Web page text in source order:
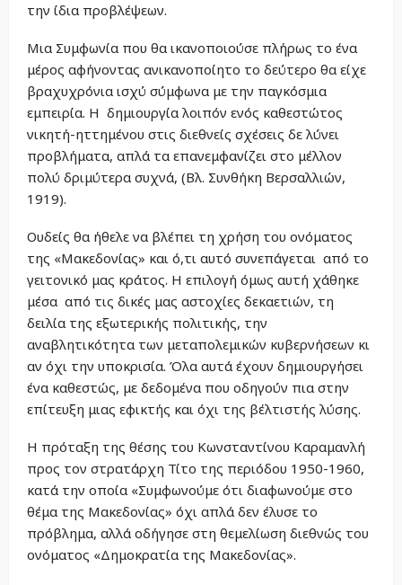
την ίδια προβλέψεων.
Μια Συμφωνία που θα ικανοποιούσε πλήρως το ένα
μέρος αφήνοντας ανικανοποίητο το δεύτερο θα είχε
βραχυχρόνια ισχύ σύμφωνα με την παγκόσμια
εμπειρία. Η δημιουργία λοιπόν ενός καθεστώτος
νικητή-ηττημένου στις διεθνείς σχέσεις δε λύνει
προβλήματα, απλά τα επανεμφανίζει στο μέλλον
πολύ δριμύτερα συχνά, (Βλ. Συνθήκη Βερσαλλιών,
1919).
Ουδείς θα ήθελε να βλέπει τη χρήση του ονόματος
της «Μακεδονίας» και ό,τι αυτό συνεπάγεται από το
γειτονικό μας κράτος. Η επιλογή όμως αυτή χάθηκε
μέσα από τις δικές μας αστοχίες δεκαετιών, τη
δειλία της εξωτερικής πολιτικής, την
αναβλητικότητα των μεταπολεμικών κυβερνήσεων κι
αν όχι την υποκρισία. Όλα αυτά έχουν δημιουργήσει
ένα καθεστώς, με δεδομένα που οδηγούν πια στην
επίτευξη μιας εφικτής και όχι της βέλτιστής λύσης.
Η πρόταξη της θέσης του Κωνσταντίνου Καραμανλή
προς τον στρατάρχη Τίτο της περιόδου 1950-1960,
κατά την οποία «Συμφωνούμε ότι διαφωνούμε στο
θέμα της Μακεδονίας» όχι απλά δεν έλυσε το
πρόβλημα, αλλά οδήγησε στη θεμελίωση διεθνώς του
ονόματος «Δημοκρατία της Μακεδονίας».